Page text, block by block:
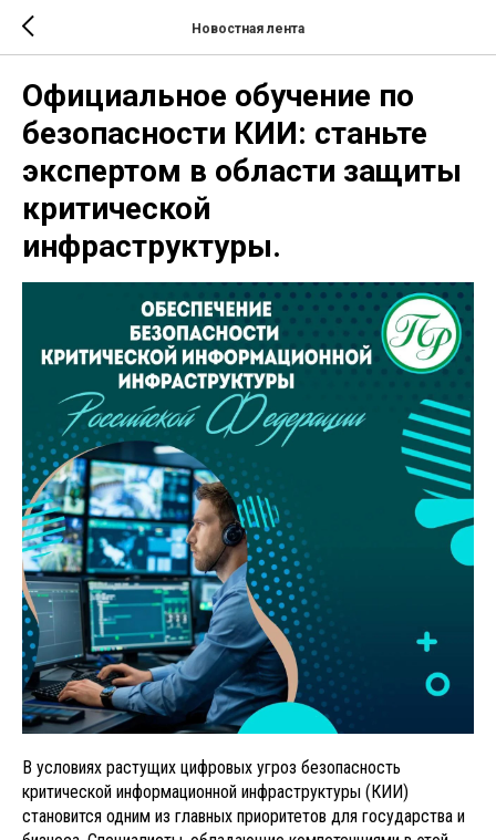
Новостная лента
Официальное обучение по
безопасности КИИ: станьте
экспертом в области защиты
критической
инфраструктуры.
В условиях растущих цифровых угроз безопасность
критической информационной инфраструктуры (КИИ)
становится одним из главных приоритетов для государства и